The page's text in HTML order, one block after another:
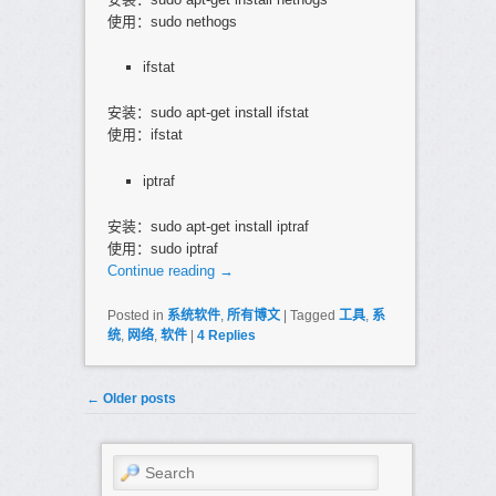
使用：sudo nethogs
ifstat
安装：sudo apt-get install ifstat
使用：ifstat
iptraf
安装：sudo apt-get install iptraf
使用：sudo iptraf
Continue reading →
Posted in 系统软件, 所有博文 | Tagged 工具, 系
统, 网络, 软件 | 4Replies
Post navigation
← Older posts
Search